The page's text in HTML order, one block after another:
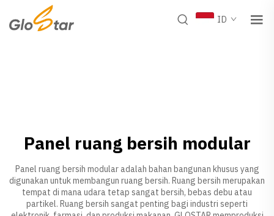
ID
Panel ruang bersih modular
Panel ruang bersih modular adalah bahan bangunan khusus yang
digunakan untuk membangun ruang bersih. Ruang bersih merupakan
tempat di mana udara tetap sangat bersih, bebas debu atau
partikel. Ruang bersih sangat penting bagi industri seperti